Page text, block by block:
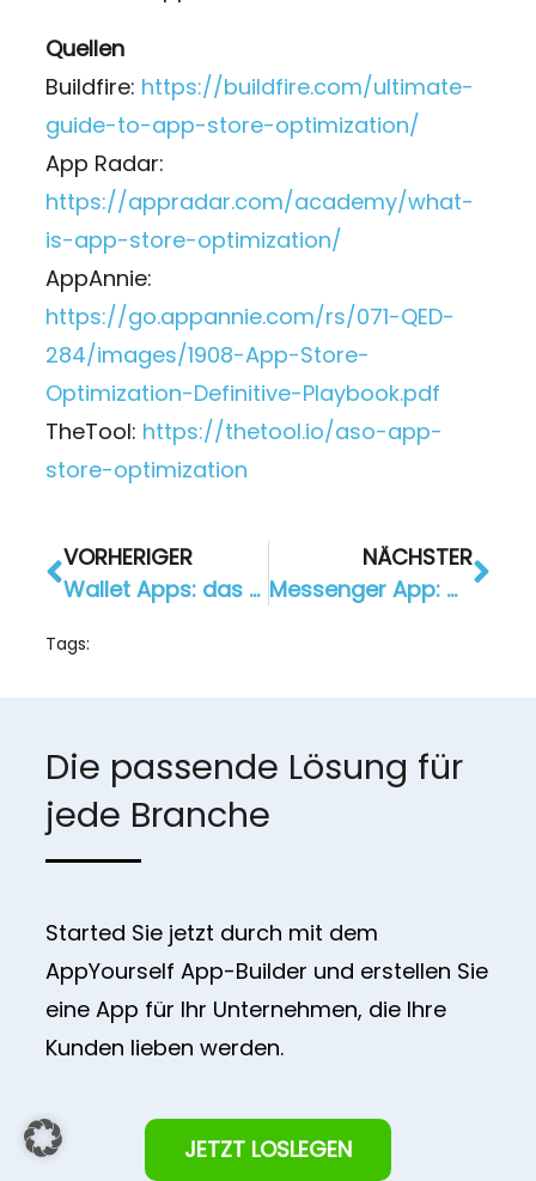
Quellen
Buildfire: https://buildfire.com/ultimate-
guide-to-app-store-optimization/
App Radar:
https://appradar.com/academy/what-
is-app-store-optimization/
AppAnnie:
https://go.appannie.com/rs/071-QED-
284/images/1908-App-Store-
Optimization-Definitive-Playbook.pdf
TheTool: https://thetool.io/aso-app-
store-optimization
VORHERIGER
Wallet Apps: das Smartphone wird zur Brieftasche
NÄCHSTER
Messenger App: Moderne Art mit Deinen Kunden zu kommunizieren
Tags:
Die passende Lösung für
jede Branche
Started Sie jetzt durch mit dem
AppYourself App-Builder und erstellen Sie
eine App für Ihr Unternehmen, die Ihre
Kunden lieben werden.
JETZT LOSLEGEN